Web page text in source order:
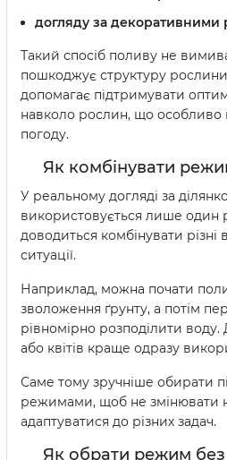
догляду за декоративними
Такий спосіб поливу не
пошкоджує структуру
допомагає підтримувати
навколо рослин, що особливо
погоду.
Як комбінувати
У реальному догляді за
використовується лише один
доводиться комбінувати різні
ситуації.
Наприклад, можна почати
зволоження ґрунту, а потім
рівномірно розподілити
або квітів краще одразу
Саме тому зручніше обирати
режимами, щоб не змінювати
адаптуватися до різних задач.
Як обрати режим